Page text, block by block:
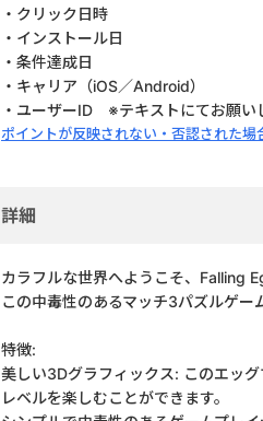
・クリック日時
・インストール日
・条件達成日
・キャリア（iOS／Android）
・ユーザーID ※テキストにてお願い
ポイントが反映されない・否認された場
詳細
カラフルな世界へようこそ、Falling
この中毒性のあるマッチ3パズルゲー
特徴:
美しい3Dグラフィックス: このエッ
レベルを楽しむことができます。